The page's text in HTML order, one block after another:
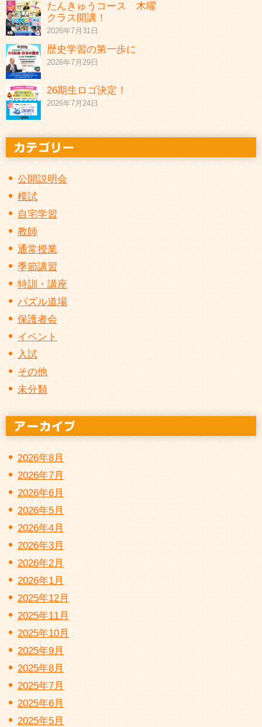
たんきゅうコース 木曜
クラス開講！
2026年7月31日
歴史学習の第一歩に
2026年7月29日
26期生ロゴ決定！
2026年7月24日
公開説明会
模試
自宅学習
教師
通常授業
季節講習
特訓・講座
パズル道場
保護者会
イベント
入試
その他
未分類
2026年8月
2026年7月
2026年6月
2026年5月
2026年4月
2026年3月
2026年2月
2026年1月
2025年12月
2025年11月
2025年10月
2025年9月
2025年8月
2025年7月
2025年6月
2025年5月